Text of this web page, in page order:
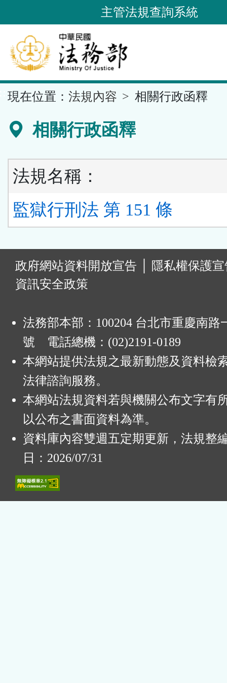
到
要
內
容
區
主管法規查詢系統
現在位置： 法規內容 相關行政函釋
相關行政函釋
法規名稱：
監獄行刑法 第 151 條
政府網站資料開放宣告
隱私權保護
資訊安全政策
法務部本部：100204 台北市重慶南路
號 電話總機：(02)2191-0189
本網站提供法規之最新動態及資料檢
法律諮詢服務。
本網站法規資料若與機關公布文字有
以公布之書面資料為準。
資料庫內容雙週五定期更新，法規整
日：2026/07/31